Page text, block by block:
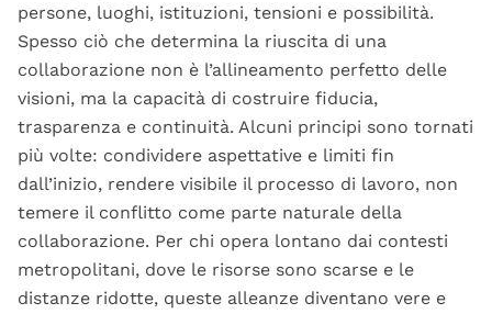
persone, luoghi, istituzioni, tensioni e possibilità.
Spesso ciò che determina la riuscita di una
collaborazione non è l’allineamento perfetto delle
visioni, ma la capacità di costruire fiducia,
trasparenza e continuità. Alcuni principi sono tornati
più volte: condividere aspettative e limiti fin
dall’inizio, rendere visibile il processo di lavoro, non
temere il conflitto come parte naturale della
collaborazione. Per chi opera lontano dai contesti
metropolitani, dove le risorse sono scarse e le
distanze ridotte, queste alleanze diventano vere e